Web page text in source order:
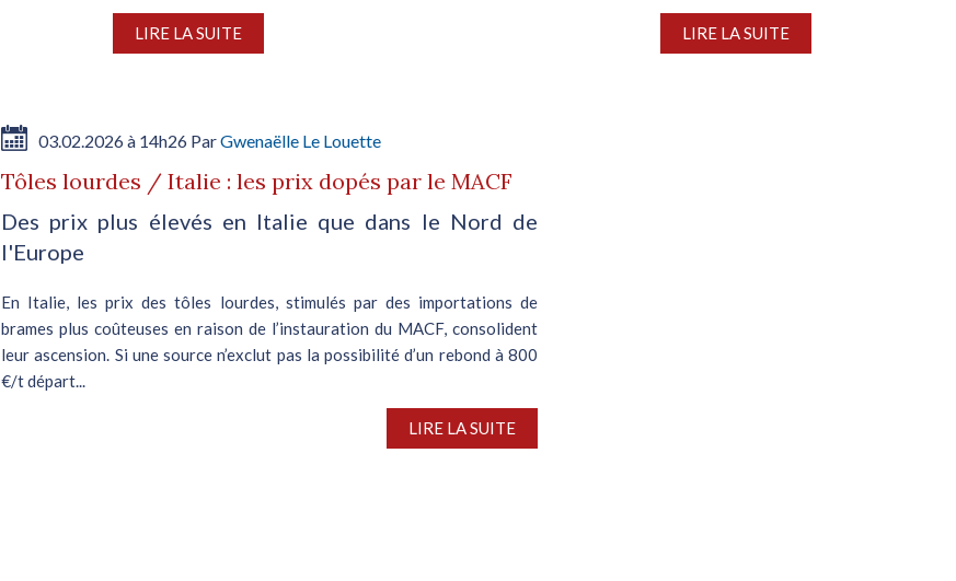
LIRE LA SUITE LIRE LA SUITE
03.02.2026 à 14h26 ParGwenaëlle Le Louette
Tôles lourdes / Italie : les prix dopés par le MACF
Des prix plus élevés en Italie que dans le Nord de
l'Europe
En Italie, les prix des tôles lourdes, stimulés par des importations de
brames plus coûteuses en raison de l’instauration du MACF, consolident
leur ascension. Si une source n’exclut pas la possibilité d’un rebond à 800
€/t départ...
LIRE LA SUITE